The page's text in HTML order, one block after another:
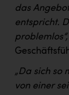
das
entspricht.
problemlos“,
„Da sich so
von einer